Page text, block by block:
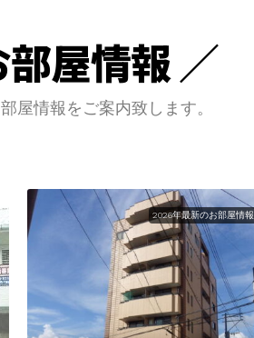
屋情報 ／
屋情報をご案内致します。
2026年最新のお部屋情報